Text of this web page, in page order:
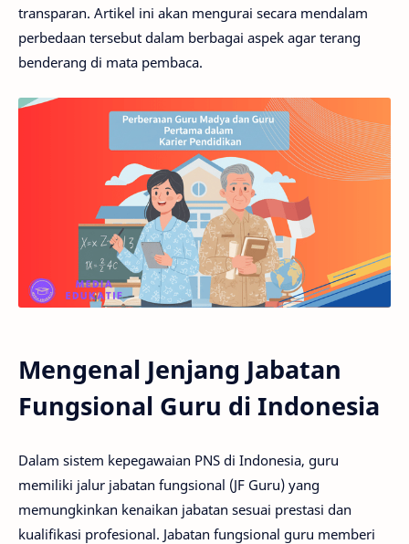
transparan. Artikel ini akan mengurai secara mendalam
perbedaan tersebut dalam berbagai aspek agar terang
benderang di mata pembaca.
Mengenal Jenjang Jabatan
Fungsional Guru di Indonesia
Dalam sistem kepegawaian PNS di Indonesia, guru
memiliki jalur jabatan fungsional (JF Guru) yang
memungkinkan kenaikan jabatan sesuai prestasi dan
kualifikasi profesional. Jabatan fungsional guru memberi